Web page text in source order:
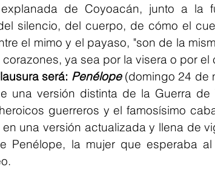
de Coyoacán, junto a la
silencio, del cuerpo, de cómo el
el mimo y el payaso, "son de la
ya sea por la visera o por
será: Penélope (domingo 24 de
una versión distinta de la Guerra
guerreros y el famosísimo
una versión actualizada y llena de
Penélope, la mujer que esperaba